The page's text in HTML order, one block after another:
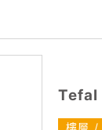
Tefal
樓層 /